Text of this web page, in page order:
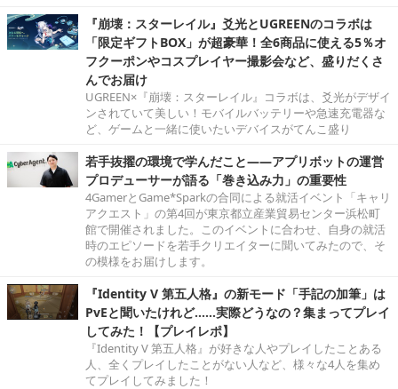
『崩壊：スターレイル』爻光とUGREENのコラボは
「限定ギフトBOX」が超豪華！全6商品に使える5％オ
フクーポンやコスプレイヤー撮影会など、盛りだくさ
んでお届け
UGREEN×『崩壊：スターレイル』コラボは、爻光がデザイ
ンされていて美しい！モバイルバッテリーや急速充電器な
ど、ゲームと一緒に使いたいデバイスがてんこ盛り
若手抜擢の環境で学んだこと――アプリボットの運営
プロデューサーが語る「巻き込み力」の重要性
4GamerとGame*Sparkの合同による就活イベント「キャリ
アクエスト」の第4回が東京都立産業貿易センター浜松町
館で開催されました。このイベントに合わせ、自身の就活
時のエピソードを若手クリエイターに聞いてみたので、そ
の模様をお届けします。
『Identity V 第五人格』の新モード「手記の加筆」は
PvEと聞いたけれど……実際どうなの？集まってプレイ
してみた！【プレイレポ】
『Identity V 第五人格』が好きな人やプレイしたことある
人、全くプレイしたことがない人など、様々な4人を集め
てプレイしてみました！